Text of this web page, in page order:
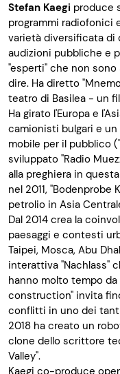
Stefan Kaegi produce
programmi radiofonici
varietà diversificata di
audizioni pubbliche e
"esperti" che non
dire. Ha diretto
teatro di Basilea - un
Ha girato l'Europa e
camionisti bulgari e
mobile per il pubblico
sviluppato "Radio
alla preghiera in
nel 2011, "Bodenprobe
petrolio in Asia
Dal 2014 crea la
paesaggi e contesti
Taipei, Mosca, Abu
interattiva "Nachlass"
hanno molto tempo
construction" invita
conflitti in uno dei
2018 ha creato un
clone dello scrittore
Valley".